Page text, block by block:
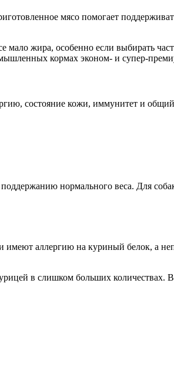
мясо помогает
жира, особенно если выбирать
кормах эконом- и супер-
состояние кожи, иммунитет и
нормального веса. Для
имеют аллергию на куриный белок, а
в слишком больших количествах.